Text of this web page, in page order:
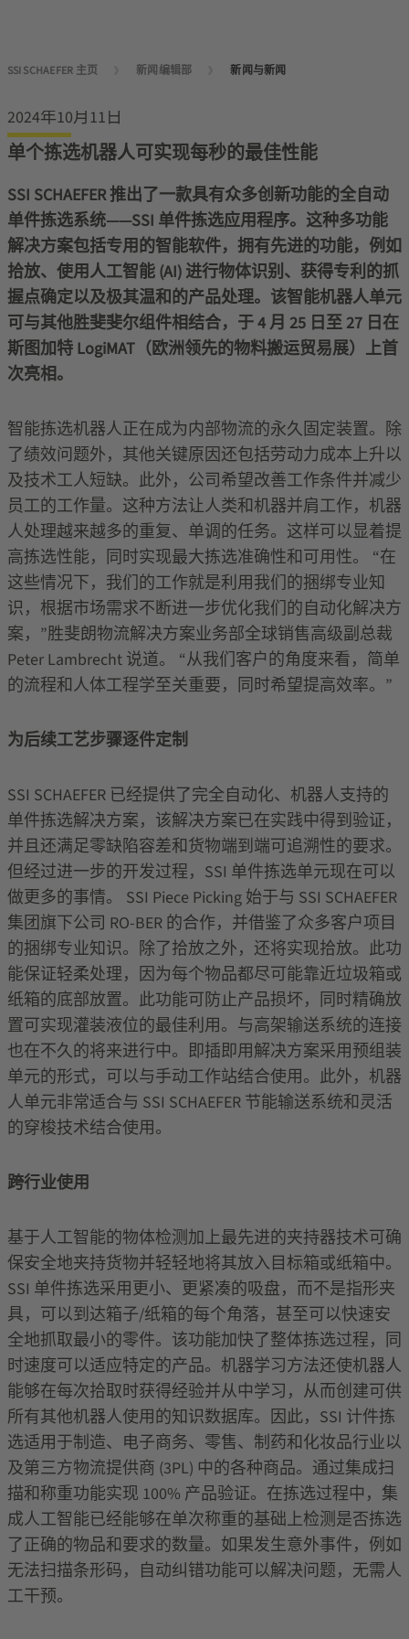
SSI SCHAEFER 主页 新闻编辑部 新闻与新闻
2024年10月11日
单个拣选机器人可实现每秒的最佳性能
SSI SCHAEFER 推出了一款具有众多创新功能的全自动
单件拣选系统——SSI 单件拣选应用程序。这种多功能
解决方案包括专用的智能软件，拥有先进的功能，例如
拾放、使用人工智能 (AI) 进行物体识别、获得专利的抓
握点确定以及极其温和的产品处理。该智能机器人单元
可与其他胜斐斐尔组件相结合，于 4 月 25 日至 27 日在
斯图加特 LogiMAT（欧洲领先的物料搬运贸易展）上首
次亮相。
智能拣选机器人正在成为内部物流的永久固定装置。除
了绩效问题外，其他关键原因还包括劳动力成本上升以
及技术工人短缺。此外，公司希望改善工作条件并减少
员工的工作量。这种方法让人类和机器并肩工作，机器
人处理越来越多的重复、单调的任务。这样可以显着提
高拣选性能，同时实现最大拣选准确性和可用性。 “在
这些情况下，我们的工作就是利用我们的捆绑专业知
识，根据市场需求不断进一步优化我们的自动化解决方
案，”胜斐朗物流解决方案业务部全球销售高级副总裁
Peter Lambrecht 说道。 “从我们客户的角度来看，简单
的流程和人体工程学至关重要，同时希望提高效率。”
为后续工艺步骤逐件定制
SSI SCHAEFER 已经提供了完全自动化、机器人支持的
单件拣选解决方案，该解决方案已在实践中得到验证，
并且还满足零缺陷容差和货物端到端可追溯性的要求。
但经过进一步的开发过程，SSI 单件拣选单元现在可以
做更多的事情。 SSI Piece Picking 始于与 SSI SCHAEFER
集团旗下公司 RO-BER 的合作，并借鉴了众多客户项目
的捆绑专业知识。除了拾放之外，还将实现拾放。此功
能保证轻柔处理，因为每个物品都尽可能靠近垃圾箱或
纸箱的底部放置。此功能可防止产品损坏，同时精确放
置可实现灌装液位的最佳利用。与高架输送系统的连接
也在不久的将来进行中。即插即用解决方案采用预组装
单元的形式，可以与手动工作站结合使用。此外，机器
人单元非常适合与 SSI SCHAEFER 节能输送系统和灵活
的穿梭技术结合使用。
跨行业使用
基于人工智能的物体检测加上最先进的夹持器技术可确
保安全地夹持货物并轻轻地将其放入目标箱或纸箱中。
SSI 单件拣选采用更小、更紧凑的吸盘，而不是指形夹
具，可以到达箱子/纸箱的每个角落，甚至可以快速安
全地抓取最小的零件。该功能加快了整体拣选过程，同
时速度可以适应特定的产品。机器学习方法还使机器人
能够在每次拾取时获得经验并从中学习，从而创建可供
所有其他机器人使用的知识数据库。因此，SSI 计件拣
选适用于制造、电子商务、零售、制药和化妆品行业以
及第三方物流提供商 (3PL) 中的各种商品。通过集成扫
描和称重功能实现 100% 产品验证。在拣选过程中，集
成人工智能已经能够在单次称重的基础上检测是否拣选
了正确的物品和要求的数量。如果发生意外事件，例如
无法扫描条形码，自动纠错功能可以解决问题，无需人
工干预。